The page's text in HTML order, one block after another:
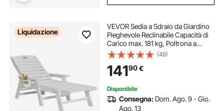
Liquidazione
VEVOR Sedia a Sdraio da Giardino
Pieghevole Reclinabile Capacità di
Carico max. 181 kg, Poltrona a
Sdraio da Piscina da Esterno in
HDPE con Schienale Portabicchieri
Seggiola da Spiaggia, Bianco
(49)
14190€
Disponibile
Consegna: Dom. Ago. 9 - Gio.
Ago. 13